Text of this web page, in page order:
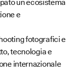
un ecosistema
e
fotografici e
tecnologia e
internazionale